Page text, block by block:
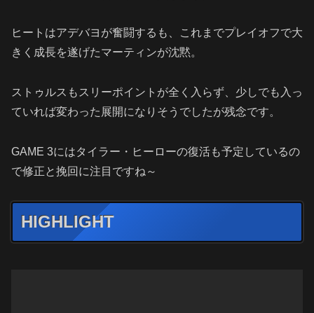
ヒートはアデバヨが奮闘するも、これまでプレイオフで大
きく成長を遂げたマーティンが沈黙。
ストゥルスもスリーポイントが全く入らず、少しでも入っ
ていれば変わった展開になりそうでしたが残念です。
GAME 3にはタイラー・ヒーローの復活も予定しているの
で修正と挽回に注目ですね～
HIGHLIGHT